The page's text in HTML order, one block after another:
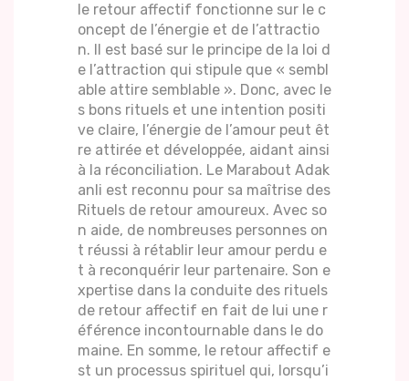
le retour affectif fonctionne sur le c
oncept de l’énergie et de l’attractio
n. Il est basé sur le principe de la loi d
e l’attraction qui stipule que « sembl
able attire semblable ». Donc, avec le
s bons rituels et une intention positi
ve claire, l’énergie de l’amour peut êt
re attirée et développée, aidant ainsi
à la réconciliation. Le Marabout Adak
anli est reconnu pour sa maîtrise des
Rituels de retour amoureux. Avec so
n aide, de nombreuses personnes on
t réussi à rétablir leur amour perdu e
t à reconquérir leur partenaire. Son e
xpertise dans la conduite des rituels
de retour affectif en fait de lui une r
éférence incontournable dans le do
maine. En somme, le retour affectif e
st un processus spirituel qui, lorsqu’i